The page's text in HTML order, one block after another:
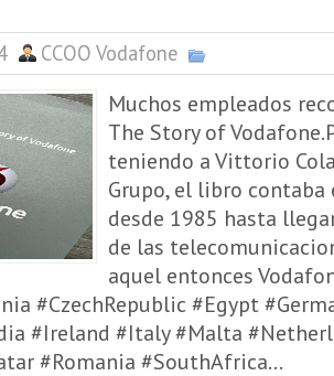
CCOO Vodafone
Muchos empleados
The Story of
teniendo a Vittorio
Grupo, el libro
desde 1985 hasta
de las
aquel entonces
#CzechRepublic #Egypt
#Ireland #Italy #Malta
#Romania #SouthAfrica...